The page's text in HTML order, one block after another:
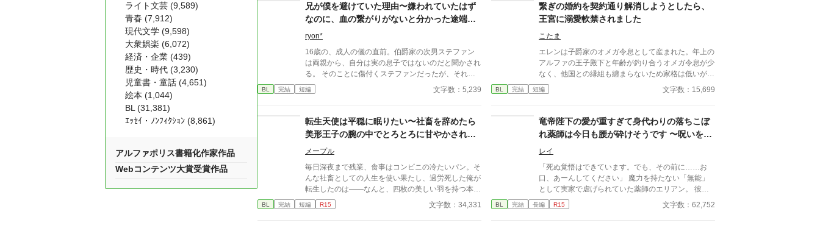
兄が僕を避けていた理由〜嫌われていたはず
なのに、血の繋がりがないと分かった途端溺
愛が始まりました〜
ryon*
16歳の、成人の儀の直前。伯爵家の次男ステファン
は両親から、自分は実の息子ではないのだと聞かされ
る。 そのことに傷付くステファンだったが、それ以
上に不仲な兄のリオルが、嬉しそうに笑う横顔を見て
ショックを受ける。 幼い頃は仲の良かったリオルに
ば、早々に家を追い出されてしまうに違いない。 そ
う考えたステファンは積極的に結婚相手を探そうとす
るが、なぜか毎回リオルに妨害されて……！？
BL 完結 短編 文字数：5,239
繋ぎの婚約を契約通り解消しようとしたら、
王宮に溺愛軟禁されました
こたま
エレンは子爵家のオメガ令息として産まれた。年上の
アルファの王子殿下と年齢が釣り合うオメガ令息が少
なく、他国との縁組も纏まらないため家格は低いが繋
ぎとして一応婚約をしている。王子のことは兄のよう
に慕っており、初恋の人ではあるけれど、契約終了時
えていた。ところが婚約解消時期の直前に王子宮に軟
禁された。結婚を承諾するまでここから出さないと王
子から溢れるほどの愛を与えられる。ハッピーエンド
オメガバースBLです。
BL 完結 短編 文字数：15,699
転生天使は平穏に眠りたい〜社畜を辞めたら
美形王子の腕の中でとろとろに甘やかされる
日々が始まりました〜
メープル
毎日深夜まで残業、食事はコンビニの冷たいパン。そ
んな社畜としての人生を使い果たし、過労死した俺が
転生したのは――なんと、四枚の美しい羽を持つ本物
の天使だった。 ​「今世こそは、働かずに一生寝て過
ごしたい！」 ​平穏な隠居生活を夢見るシオンは、正
BL 完結 短編 R15 文字数：34,331
竜帝陛下の愛が重すぎて身代わりの落ちこぼ
れ薬師は今日も腰が砕けそうです 〜呪いを解
いたら一生離さないと宣言されました〜
レイ
「死ぬ覚悟はできています。でも、その前に……お
口、あーんしてください」 魔力を持たない「無能」
として実家で虐げられていた薬師のエリアン。 彼に
下されたのは、触れるものすべてを焼き尽くす「死の
竜帝」ヴァレリウスへの、身代わりの婚姻だった。
BL 完結 長編 R15 文字数：62,752
ライト文芸 (9,589)
青春 (7,912)
現代文学 (9,598)
大衆娯楽 (6,072)
経済・企業 (439)
歴史・時代 (3,230)
児童書・童話 (4,651)
絵本 (1,044)
BL (31,381)
ｴｯｾｲ・ﾉﾝﾌｨｸｼｮﾝ (8,861)
アルファポリス書籍化作家作品
Webコンテンツ大賞受賞作品